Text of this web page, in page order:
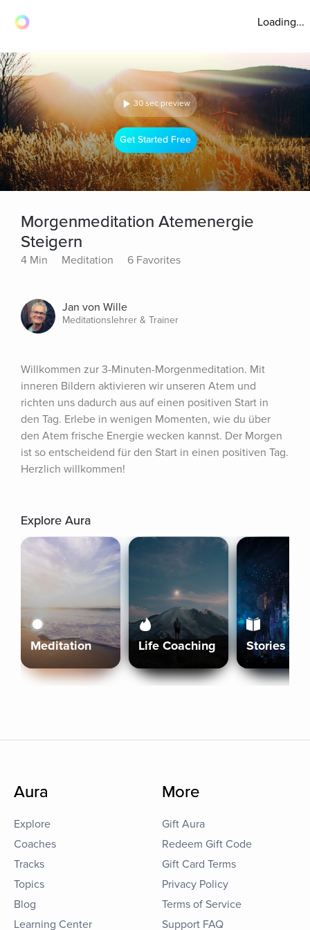
Loading...
30 sec preview
Get Started Free
Morgenmeditation Atemenergie
Steigern
4 Min Meditation 6 Favorites
Jan von Wille
Meditationslehrer & Trainer
Willkommen zur 3-Minuten-Morgenmeditation. Mit
inneren Bildern aktivieren wir unseren Atem und
richten uns dadurch aus auf einen positiven Start in
den Tag. Erlebe in wenigen Momenten, wie du über
den Atem frische Energie wecken kannst. Der Morgen
ist so entscheidend für den Start in einen positiven Tag.
Herzlich willkommen!
Explore Aura
Meditation Life Coaching Stories
Aura
Explore
Coaches
Tracks
Topics
Blog
Learning Center
More
Gift Aura
Redeem Gift Code
Gift Card Terms
Privacy Policy
Terms of Service
Support FAQ